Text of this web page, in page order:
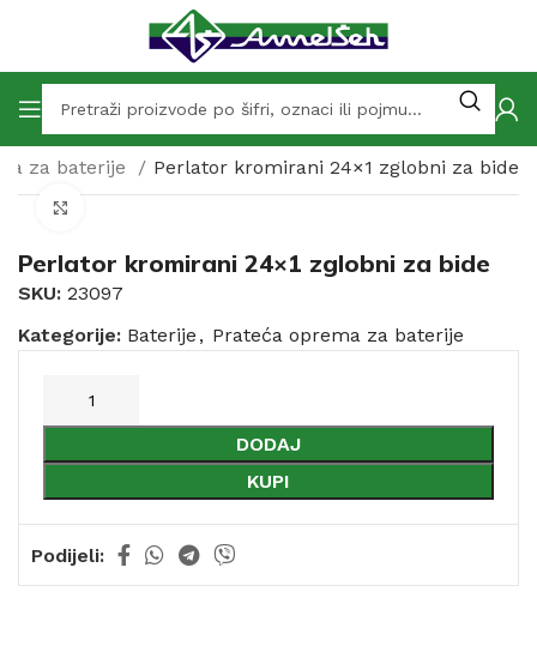
za baterije Perlator kromirani 24×1 zglobni za bide
Perlator kromirani 24×1 zglobni za bide
SKU: 23097
Kategorije: Baterije , Prateća oprema za baterije
DODAJ
KUPI
Podijeli: